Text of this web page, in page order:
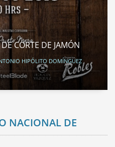
CORTE DE JAMÓN
HIPÓLITO DOMÍNGUEZ
NACIONAL DE